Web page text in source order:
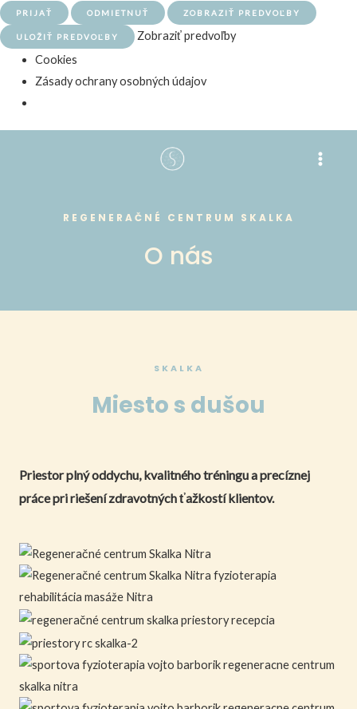
PRIJAŤ ODMIETNUŤ ZOBRAZIŤ PREDVOĽBY
ULOŽIŤ PREDVOĽBY
Zobraziť predvoľby
Cookies
Zásady ochrany osobných údajov
REGENERAČNÉ CENTRUM SKALKA
O nás
SKALKA
Miesto s dušou
Priestor plný oddychu, kvalitného tréningu a precíznej
práce pri riešení zdravotných ťažkostí klientov.